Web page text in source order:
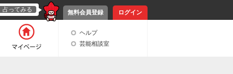
無料会員登録 ログイン
占ってみる
ヘルプ
芸能相談室